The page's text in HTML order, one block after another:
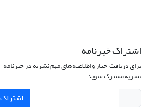
اشتراک خبرنامه
برای دریافت اخبار و اطلاعیه های مهم نشریه در خبرنامه
نشریه مشترک شوید.
اشتراک